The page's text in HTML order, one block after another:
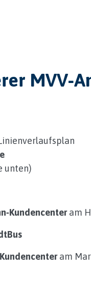
unten)
am
am